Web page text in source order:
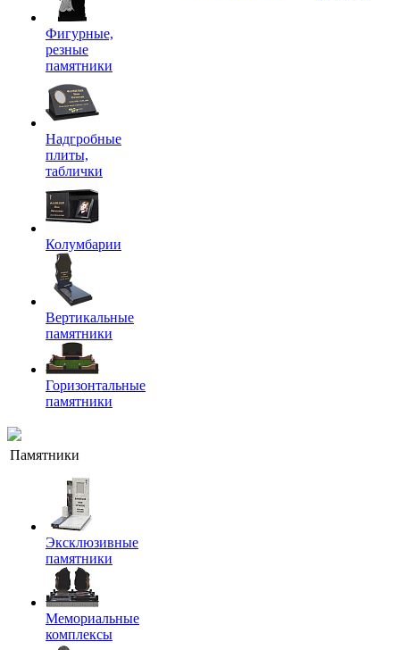
Фигурные,
резные
памятники
Надгробные
плиты,
таблички
Колумбарии
Вертикальные
памятники
Горизонтальные
памятники
Памятники
Эксклюзивные
памятники
Мемориальные
комплексы